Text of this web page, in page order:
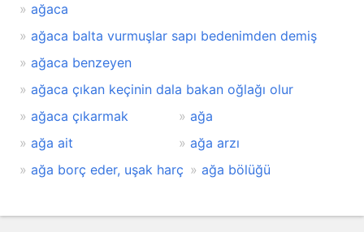
ağaca
ağaca balta vurmuşlar sapı bedenimden demiş
ağaca benzeyen
ağaca çıkan keçinin dala bakan oğlağı olur
ağaca çıkarmak
ağa
ağa ait
ağa arzı
ağa borç eder, uşak harç
ağa bölüğü